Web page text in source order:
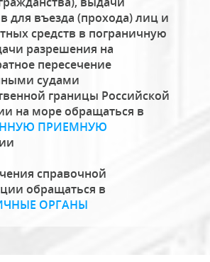
для въезда (прохода) лиц и
средств в пограничную
разрешения на
пересечение
судами
границы Российской
на море обращаться в
ПРИЕМНУЮ
справочной
обращаться в
ОРГАНЫ